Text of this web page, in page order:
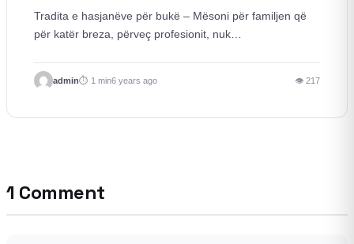
Tradita e hasjanëve për bukë – Mësoni për familjen që
për katër breza, përveç profesionit, nuk…
admin 1 min6 years ago 👁 217
1 Comment